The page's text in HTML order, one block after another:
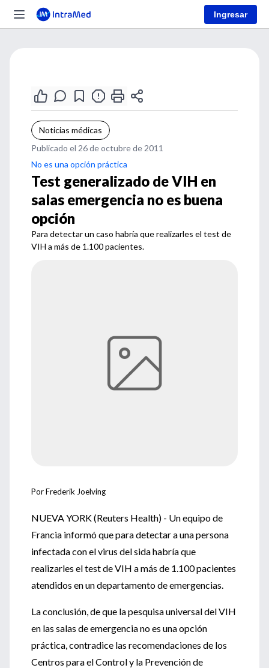
Ingresar
Noticias médicas
Publicado el 26 de octubre de 2011
No es una opción práctica
Test generalizado de VIH en
salas emergencia no es buena
opción
Para detectar un caso habría que realizarles el test de
VIH a más de 1.100 pacientes.
Por Frederik Joelving
NUEVA YORK (Reuters Health) - Un equipo de
Francia informó que para detectar a una persona
infectada con el virus del sida habría que
realizarles el test de VIH a más de 1.100 pacientes
atendidos en un departamento de emergencias.
La conclusión, de que la pesquisa universal del VIH
en las salas de emergencia no es una opción
práctica, contradice las recomendaciones de los
Centros para el Control y la Prevención de